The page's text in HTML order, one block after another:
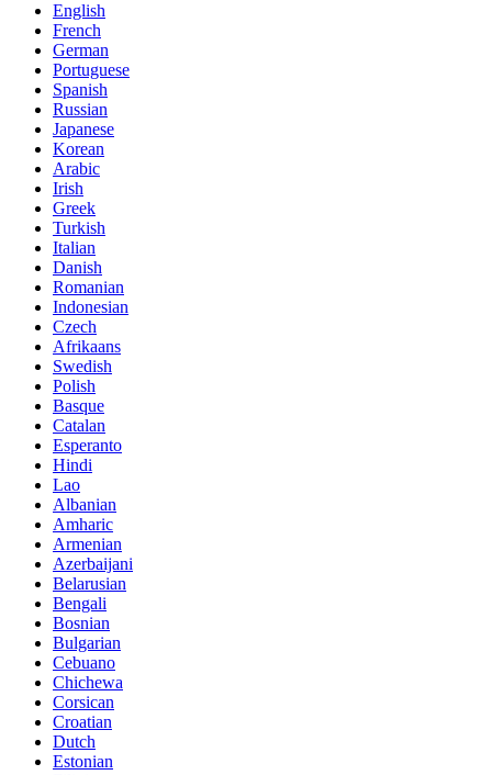
English
French
German
Portuguese
Spanish
Russian
Japanese
Korean
Arabic
Irish
Greek
Turkish
Italian
Danish
Romanian
Indonesian
Czech
Afrikaans
Swedish
Polish
Basque
Catalan
Esperanto
Hindi
Lao
Albanian
Amharic
Armenian
Azerbaijani
Belarusian
Bengali
Bosnian
Bulgarian
Cebuano
Chichewa
Corsican
Croatian
Dutch
Estonian